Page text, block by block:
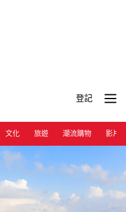
登記
文化 旅遊 潮流購物 影片